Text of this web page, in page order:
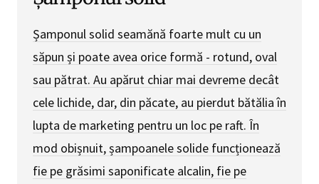
Șamponul solid seamănă foarte mult cu un
săpun și poate avea orice formă - rotund, oval
sau pătrat. Au apărut chiar mai devreme decât
cele lichide, dar, din păcate, au pierdut bătălia în
lupta de marketing pentru un loc pe raft. În
mod obișnuit, șampoanele solide funcționează
fie pe grăsimi saponificate alcalin, fie pe